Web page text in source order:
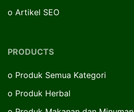
o Artikel SEO
PRODUCTS
o Produk Semua Kategori
o Produk Herbal